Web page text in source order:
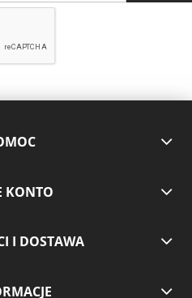
KONTO
I DOSTAWA